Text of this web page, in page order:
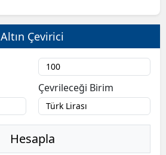
Altın Çevirici
Çevrileceği Birim
Hesapla